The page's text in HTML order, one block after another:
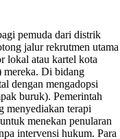
pemuda dari distrik
jalur rekrutmen utama
lokal atau kartel kota
mereka. Di bidang
dengan mengadopsi
buruk). Pemerintah
terapi
menekan penularan
intervensi hukum. Para